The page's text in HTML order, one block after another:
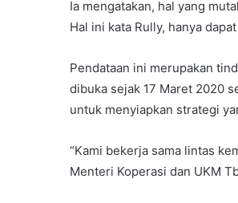
Ia mengatakan, hal yang
Hal ini kata Rully, hanya
Pendataan ini merupakan
dibuka sejak 17 Maret 2020
untuk menyiapkan strategi
“Kami bekerja sama lintas
Menteri Koperasi dan UKM